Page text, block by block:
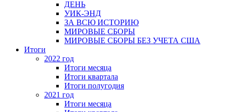
ДЕНЬ
УИК-ЭНД
ЗА ВСЮ ИСТОРИЮ
МИРОВЫЕ СБОРЫ
МИРОВЫЕ СБОРЫ БЕЗ УЧЕТА США
Итоги
2022 год
Итоги месяца
Итоги квартала
Итоги полугодия
2021 год
Итоги месяца